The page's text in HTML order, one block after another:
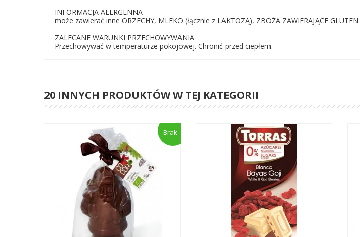
INFORMACJA ALERGENNA
może zawierać inne ORZECHY, MLEKO (łącznie z LAKTOZĄ), ZBOŻA ZAWIERAJĄCE GLUTEN.
ZALECANE WARUNKI PRZECHOWYWANIA
Przechowywać w temperaturze pokojowej. Chronić przed ciepłem.
20 INNYCH PRODUKTÓW W TEJ KATEGORII
Brak